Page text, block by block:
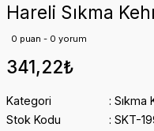
Hareli Sıkma
0 puan - 0 yorum
341,22₺
Kategori
Sıkma
Stok Kodu
SKT-